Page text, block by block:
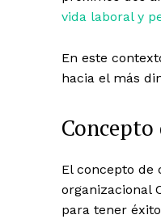
vida laboral y
En este
hacia el más
El concepto de
organizacional
para tener